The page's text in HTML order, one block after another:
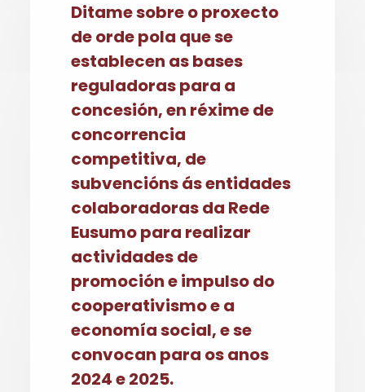
Ditame sobre o proxecto
de orde pola que se
establecen as bases
reguladoras para a
concesión, en réxime de
concorrencia
competitiva, de
subvencións ás entidades
colaboradoras da Rede
Eusumo para realizar
actividades de
promoción e impulso do
cooperativismo e a
economía social, e se
convocan para os anos
2024 e 2025.